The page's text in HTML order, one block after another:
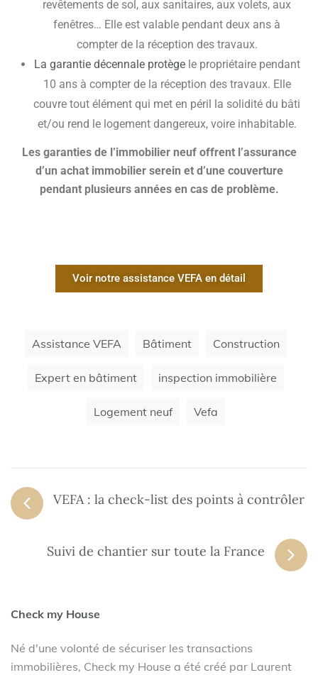
revêtements de sol, aux sanitaires, aux volets, aux
fenêtres… Elle est valable pendant deux ans à
compter de la réception des travaux.
La garantie décennale protègele propriétaire pendant
10 ans à compter de la réception des travaux. Elle
couvre tout élément qui met en péril la solidité du bâti
et/ou rend le logement dangereux, voire inhabitable.
Les garanties de l’immobilier neuf offrent l’assurance
d’un achat immobilier serein et d’une couverture
pendant plusieurs années en cas de problème.
Voir notre assistance VEFA en détail
Assistance VEFA Bâtiment Construction
Expert en bâtiment inspection immobilière
Logement neuf Vefa
VEFA : la check-list des points à contrôler
Suivi de chantier sur toute la France
Check my House
Né d'une volonté de sécuriser les transactions
immobilières, Check my House a été créé par Laurent